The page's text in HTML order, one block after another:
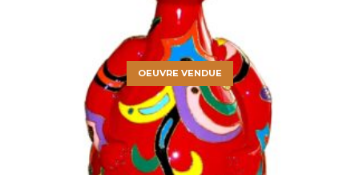
OEUVRE VENDUE